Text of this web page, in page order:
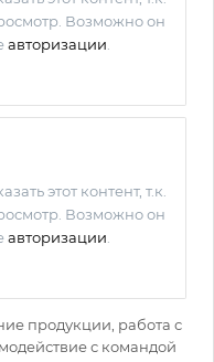
продукции, работа с
с командой